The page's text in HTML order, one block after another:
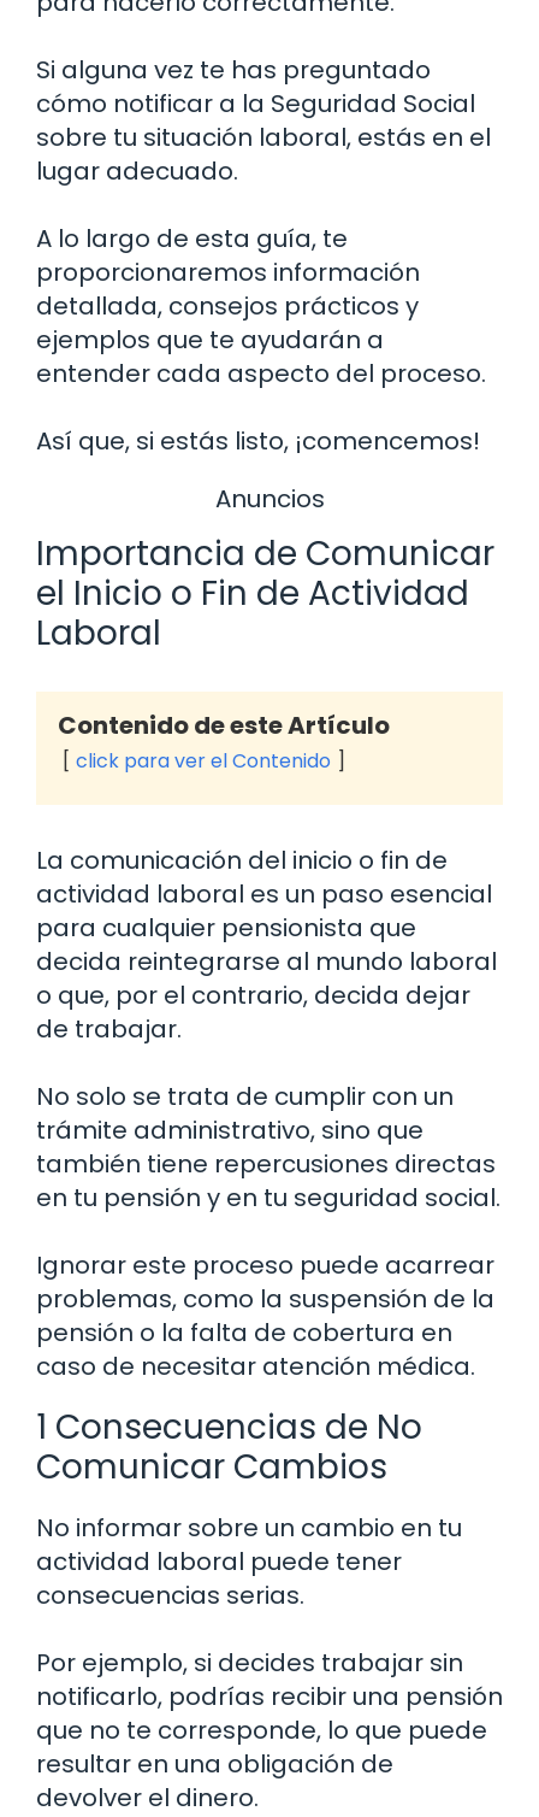
Si alguna vez te has preguntado
cómo notificar a la Seguridad Social
sobre tu situación laboral, estás en el
lugar adecuado.
A lo largo de esta guía, te
proporcionaremos información
detallada, consejos prácticos y
ejemplos que te ayudarán a
entender cada aspecto del proceso.
Así que, si estás listo, ¡comencemos!
Anuncios
Importancia de Comunicar
el Inicio o Fin de Actividad
Laboral
Contenido de este Artículo
click para ver el Contenido
La comunicación del inicio o fin de
actividad laboral es un paso esencial
para cualquier pensionista que
decida reintegrarse al mundo laboral
o que, por el contrario, decida dejar
de trabajar.
No solo se trata de cumplir con un
trámite administrativo, sino que
también tiene repercusiones directas
en tu pensión y en tu seguridad social.
Ignorar este proceso puede acarrear
problemas, como la suspensión de la
pensión o la falta de cobertura en
caso de necesitar atención médica.
1 Consecuencias de No
Comunicar Cambios
No informar sobre un cambio en tu
actividad laboral puede tener
consecuencias serias.
Por ejemplo, si decides trabajar sin
notificarlo, podrías recibir una pensión
que no te corresponde, lo que puede
resultar en una obligación de
devolver el dinero.